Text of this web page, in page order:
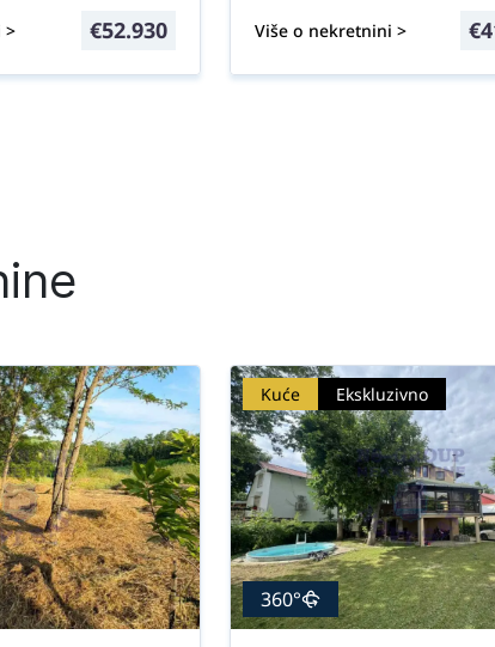
> €52.930 Više o nekretnini > €
Kuće Ekskluzivno
360°